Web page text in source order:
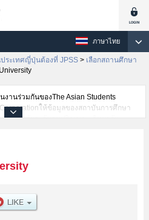
ภาษาไทย
ะเทศญี่ปุ่นต้องที่ JPSS > เลือกสถานศึกษา
งานร่วมกันของThe Asian Students
ให้ข้อมูลของสถาบันการศึกษา
วิทยาลัยระดับอนุปริญญา・วิทยาลัย
หรือScienceหรือGraduate
หรือInformaticsหรือGraduate
หรือGraduate School of